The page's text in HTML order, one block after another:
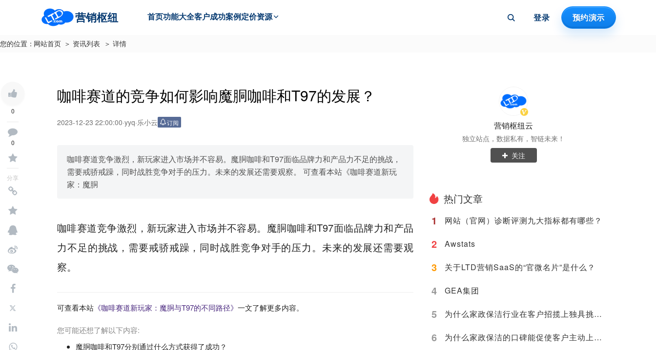
营销枢纽 首页功能大全客户成功案例 定价资源 登录 预约演示
您的位置： 网站首页 ＞ 资讯列表 ＞ 详情
0
0
分享
咖啡赛道的竞争如何影响魔胴咖啡和T97的发展？
2023-12-23 22:00:00·yyq·乐小云 订阅
咖啡赛道竞争激烈，新玩家进入市场并不容易。魔胴咖啡和T97面临品牌力和产品力不足的挑战，
需要戒骄戒躁，同时战胜竞争对手的压力。未来的发展还需要观察。 可查看本站《咖啡赛道新玩
家：魔胴
咖啡赛道竞争激烈，新玩家进入市场并不容易。魔胴咖啡和T97面临品牌力和产品
力不足的挑战，需要戒骄戒躁，同时战胜竞争对手的压力。未来的发展还需要观
察。
可查看本站 《咖啡赛道新玩家：魔胴与T97的不同路径》 一文了解更多内容。
您可能还想了解以下内容:
魔胴咖啡和T97分别通过什么方式获得了成功？
营销枢纽云
独立站点，数据私有，智链未来！
关注
热门文章
1
网站（官网）诊断评测九大指标都有哪些？
2 Awstats
3 关于LTD营销SaaS的“官微名片”是什么？
4 GEA集团
5 为什么家政保洁行业在客户招揽上独具挑战？
6 为什么家政保洁的口碑能促使客户主动上门？